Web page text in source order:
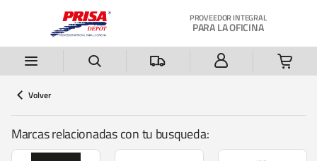
PROVEEDOR INTEGRAL
PARA LA OFICINA
Volver
Marcas relacionadas con tu busqueda: